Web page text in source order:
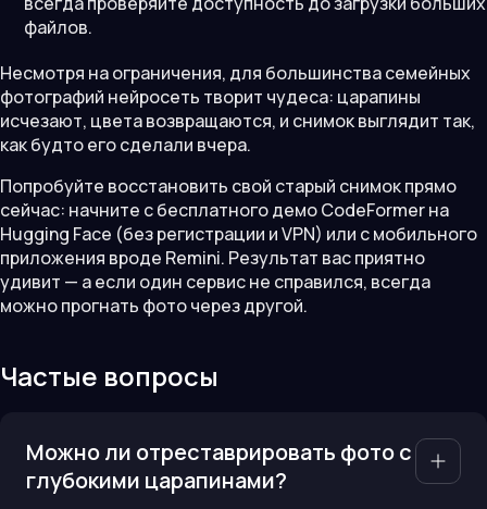
файлов.
Несмотря на ограничения, для большинства семейных
фотографий нейросеть творит чудеса: царапины
исчезают, цвета возвращаются, и снимок выглядит так,
как будто его сделали вчера.
Попробуйте восстановить свой старый снимок прямо
сейчас: начните с бесплатного демо CodeFormer на
Hugging Face (без регистрации и VPN) или с мобильного
приложения вроде Remini. Результат вас приятно
удивит — а если один сервис не справился, всегда
можно прогнать фото через другой.
Частые вопросы
Можно ли отреставрировать фото с
глубокими царапинами?